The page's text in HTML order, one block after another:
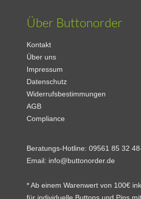
Über Buttonorder
Kontakt
Über uns
Impressum
Datenschutz
Widerrufsbestimmungen
AGB
Compliance
Beratungs-Hotline:09561 85 32
Email: info@buttonorder.de
* Ab einem Warenwert von 100€